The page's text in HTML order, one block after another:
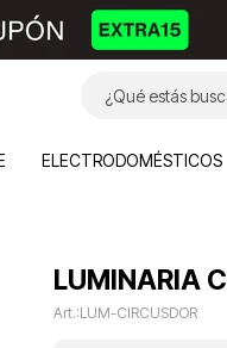
ELECTRODOMÉSTICOS
LUMINARIA
LUM-CIRCUSDOR